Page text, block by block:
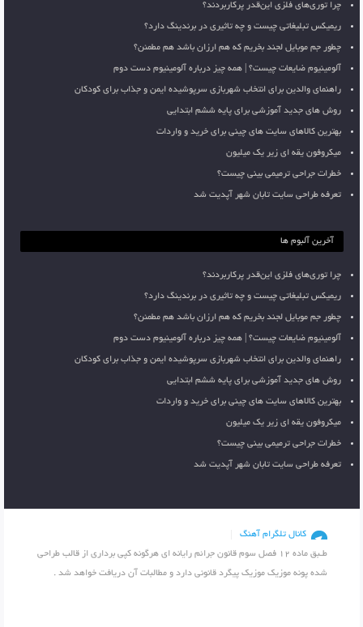
چرا توری‌های فلزی این‌قدر پرکاربردند؟
ریمیکس تبلیغاتی چیست و چه تاثیری در برندینگ دارد؟
چطور جم موبایل لجند بخریم که هم ارزان باشد هم مطمئن؟
آلومینیوم ضایعات چیست؟ | همه چیز درباره آلومینیوم دست دوم
راهنمای والدین برای انتخاب شهربازی سرپوشیده ایمن و جذاب برای کودکان
روش های جدید آموزشی برای پایه ششم ابتدایی
بهترین کالاهای سایت های چینی برای خرید و واردات
میکروفون یقه ای زیر یک میلیون
خطرات جراحی ترمیمی بینی چیست؟
تعرفه طراحی سایت تابان شهر آپدیت شد
آخرین آلبوم ها
چرا توری‌های فلزی این‌قدر پرکاربردند؟
ریمیکس تبلیغاتی چیست و چه تاثیری در برندینگ دارد؟
چطور جم موبایل لجند بخریم که هم ارزان باشد هم مطمئن؟
آلومینیوم ضایعات چیست؟ | همه چیز درباره آلومینیوم دست دوم
راهنمای والدین برای انتخاب شهربازی سرپوشیده ایمن و جذاب برای کودکان
روش های جدید آموزشی برای پایه ششم ابتدایی
بهترین کالاهای سایت های چینی برای خرید و واردات
میکروفون یقه ای زیر یک میلیون
خطرات جراحی ترمیمی بینی چیست؟
تعرفه طراحی سایت تابان شهر آپدیت شد
کانال تلگرام آهنگ
طـبق ماده 12 فصل سوم قانون جرائم رایانه ای هرگونه کپی برداری از قالب طراحی
شده پونه موزیک موزیک پیگرد قانونی دارد و مطالبات آن دریافت خواهد شد .